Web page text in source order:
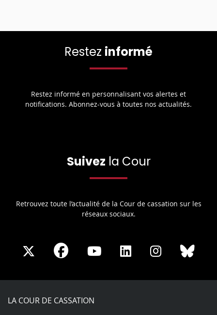
Restez informé
Restez informé en personnalisant vos alertes et
notifications. Abonnez-vous à toutes nos actualités.
Suivez la Cour
Retrouvez toute l’actualité de la Cour de cassation sur les
réseaux sociaux.
Share
X
Share
Facebook
Share
Youtube
Share
LinkedIn
Share
Instagram
LA COUR DE CASSATION